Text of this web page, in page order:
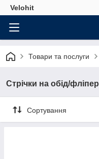
Velohit
Товари та послуги
Стрічки на обід/
Сортування